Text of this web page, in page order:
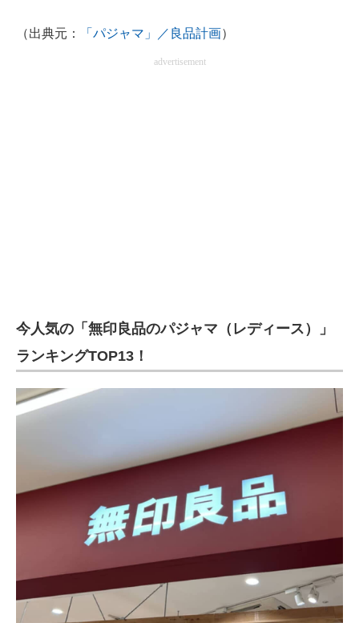
（出典元： 「パジャマ」／良品計画）
advertisement
今人気の「無印良品のパジャマ（レディース）」
ランキングTOP13！